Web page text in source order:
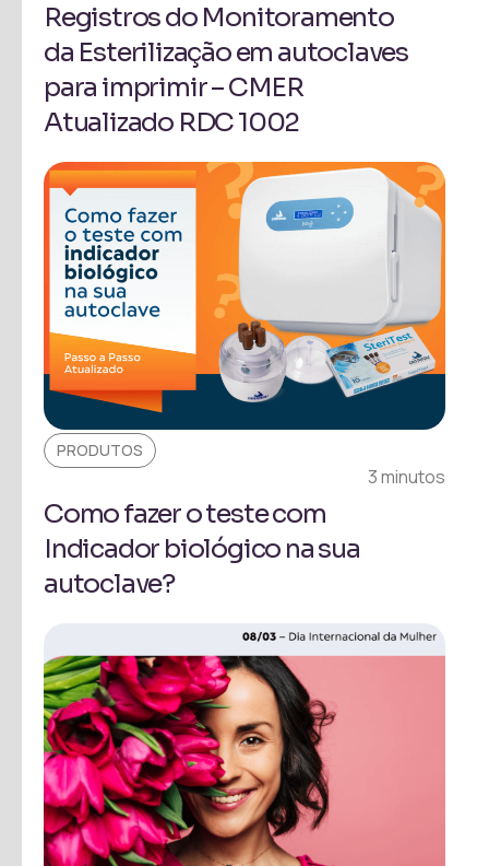
Registros do Monitoramento
da Esterilização em autoclaves
para imprimir – CMER
Atualizado RDC 1002
PRODUTOS
3 minutos
Como fazer o teste com
Indicador biológico na sua
autoclave?